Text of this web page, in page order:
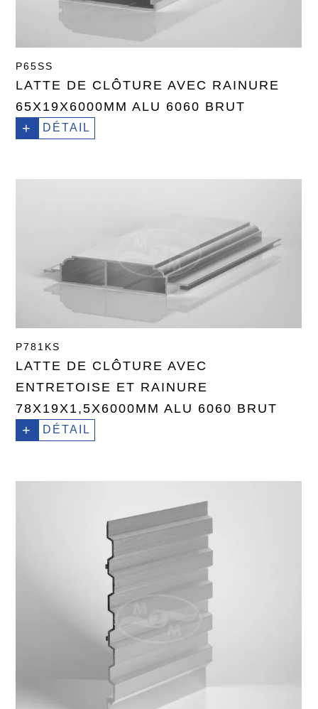
P65SS
LATTE DE CLÔTURE AVEC RAINURE
65X19X6000MM ALU 6060 BRUT
+ DÉTAIL
P781KS
LATTE DE CLÔTURE AVEC
ENTRETOISE ET RAINURE
78X19X1,5X6000MM ALU 6060 BRUT
+ DÉTAIL